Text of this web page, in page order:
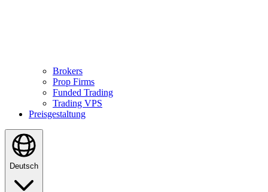
Brokers
Prop Firms
Funded Trading
Trading VPS
Preisgestaltung
Deutsch